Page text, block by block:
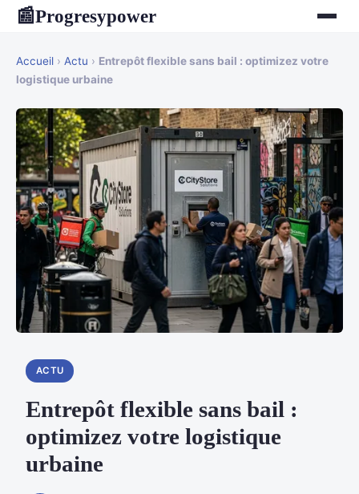
📰Progresypower
Accueil › Actu › Entrepôt flexible sans bail : optimizez votre
logistique urbaine
ACTU
Entrepôt flexible sans bail :
optimizez votre logistique
urbaine